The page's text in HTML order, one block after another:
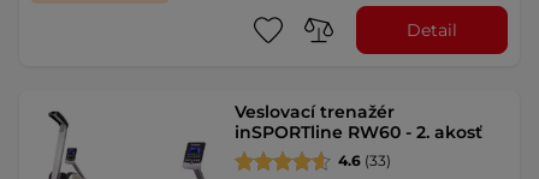
Detail
Veslovací trenažér
inSPORTline RW60 - 2. akosť
4.6 (33)